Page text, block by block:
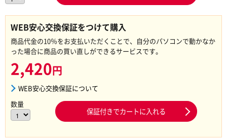
WEB安心交換保証をつけて購入
商品代金の10％をお支払いただくことで、自分のパソコンで動かなか
った場合に商品の買い直しができるサービスです。
2,420円
WEB安心交換保証について
数量
保証付きでカートに入れる